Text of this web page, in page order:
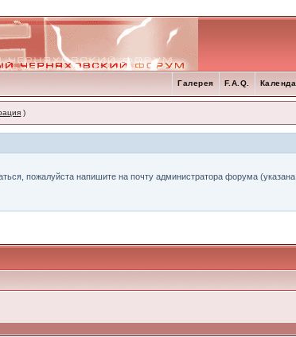
F.A.Q.
Галерея
)
пожалуйста напишите на почту администратора форума (указана